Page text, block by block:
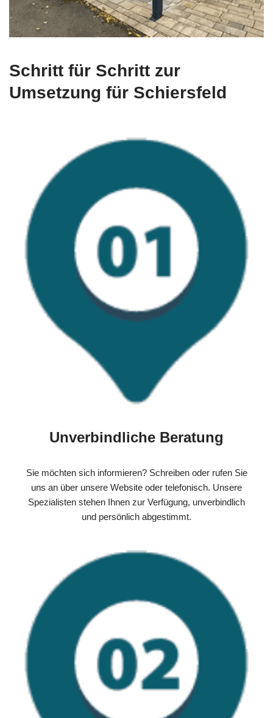
Schritt für Schritt zur
Umsetzung für Schiersfeld
Unverbindliche Beratung
Sie möchten sich informieren? Schreiben oder rufen Sie
uns an über unsere Website oder telefonisch. Unsere
Spezialisten stehen Ihnen zur Verfügung, unverbindlich
und persönlich abgestimmt.